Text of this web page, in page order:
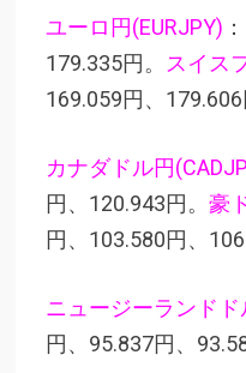
ユーロ円(EURJPY)
179.335円。
スイス
169.059円、179.606
カナダドル円
円、120.943円。 豪
円、103.580円、
ニュージーランドド
円、95.837円、